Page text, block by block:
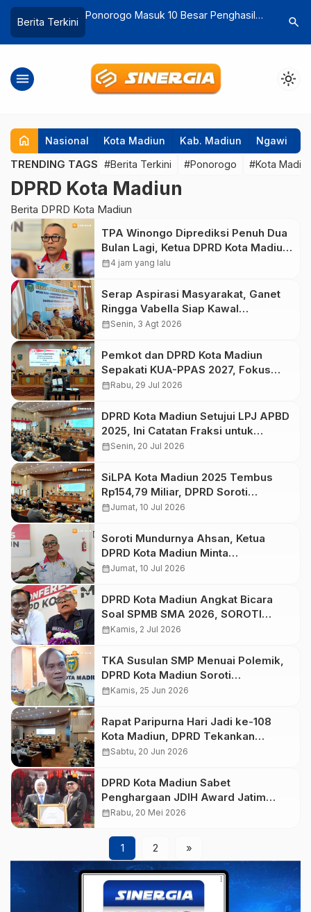
Berita Terkini
Ponorogo Masuk 10 Besar Penghasil
Swasembada Pangan Nasional
Rutan
Terlarang
search
menu light_mode
home Nasional Kota Madiun Kab. Madiun Ngawi
TRENDING TAGS #Berita Terkini #Ponorogo #Kota
DPRD Kota Madiun
Berita DPRD Kota Madiun
TPA Winongo Diprediksi Penuh Dua
Bulan Lagi, Ketua DPRD Kota Madiun
Desak Pemkot Percepat
calendar_month4 jam yang lalu
Serap Aspirasi Masyarakat, Ganet
Ringga Vabella Siap Kawal
Pengembangan Wisata Religi
calendar_monthSenin, 3 Agt 2026
Pemkot dan DPRD Kota Madiun
Sepakati KUA-PPAS 2027, Fokus
pada Ekonomi Inklusif, Pengelolaan
calendar_monthRabu, 29 Jul 2026
DPRD Kota Madiun Setujui LPJ APBD
2025, Ini Catatan Fraksi untuk
Pemkot Madiun
calendar_monthSenin, 20 Jul 2026
SiLPA Kota Madiun 2025 Tembus
Rp154,79 Miliar, DPRD Soroti
Perencanaan APBD dan Optimalisasi
calendar_monthJumat, 10 Jul 2026
Soroti Mundurnya Ahsan, Ketua
DPRD Kota Madiun Minta
Pengunduran Diri Pejabat Tak
calendar_monthJumat, 10 Jul 2026
DPRD Kota Madiun Angkat Bicara
Soal SPMB SMA 2026, SOROTI
Ribuan Lulusan SMP Tak
calendar_monthKamis, 2 Jul 2026
TKA Susulan SMP Menuai Polemik,
DPRD Kota Madiun Soroti
Ketidaksinkronan Nilai dan Sistem
calendar_monthKamis, 25 Jun 2026
Rapat Paripurna Hari Jadi ke-108
Kota Madiun, DPRD Tekankan
Anggaran Fokus untuk Kepentingan
calendar_monthSabtu, 20 Jun 2026
DPRD Kota Madiun Sabet
Penghargaan JDIH Award Jatim
2026, Ketua DPRD Armaya : Tahun
calendar_monthRabu, 20 Mei 2026
1 2 »